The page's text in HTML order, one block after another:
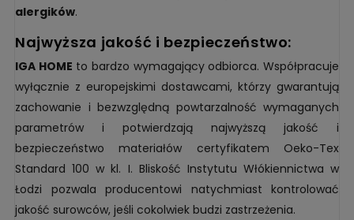
alergików.
najwyższa jakość i bezpieczeństwo:
IGA HOME to bardzo wymagający odbiorca. Współpracuje
wyłącznie z europejskimi dostawcami, którzy gwarantują
zachowanie i bezwzględną powtarzalność wymaganych
parametrów i potwierdzają najwyższą jakość i
bezpieczeństwo materiałów certyfikatem Oeko-Tex
Standard 100 w kl. I. Bliskość Instytutu Włókiennictwa w
Łodzi pozwala producentowi natychmiast kontrolować
jakość surowców, jeśli cokolwiek budzi zastrzeżenia.